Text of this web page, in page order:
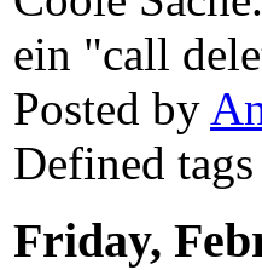
ein "call
Posted by
Defined
Friday,